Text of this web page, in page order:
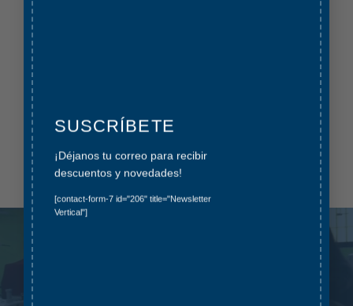
SUSCRÍBETE
¡Déjanos tu correo para recibir
descuentos y novedades!
[contact-form-7 id="206" title="Newsletter
Vertical"]